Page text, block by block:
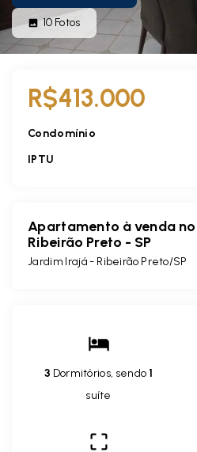
10 Fotos
R$413.000
Condomínio
IPTU
Apartamento à venda
Ribeirão Preto - SP
Jardim Irajá - Ribeirão Preto/SP
3 Dormitórios, sendo1
suíte